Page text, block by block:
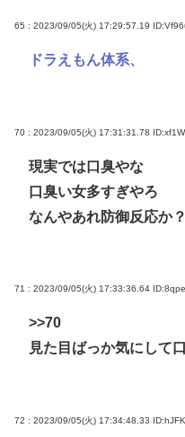
65 : 2023/09/05(火) 17:29:57.19
ドラえもん体系、
70 : 2023/09/05(火) 17:31:31.78
現実では口臭やな
口臭い女多すぎやろ
なんやあれ防御反応か？
71 : 2023/09/05(火) 17:33:36.64
>>70
見た目ばっか気にして
72 : 2023/09/05(火) 17:34:48.33